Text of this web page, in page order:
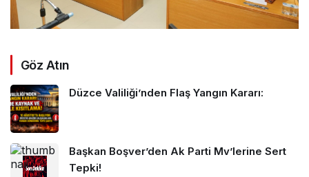
Göz Atın
Düzce Valiliği’nden Flaş Yangın Kararı:
Başkan Boşver’den Ak Parti Mv’lerine Sert
Tepki!